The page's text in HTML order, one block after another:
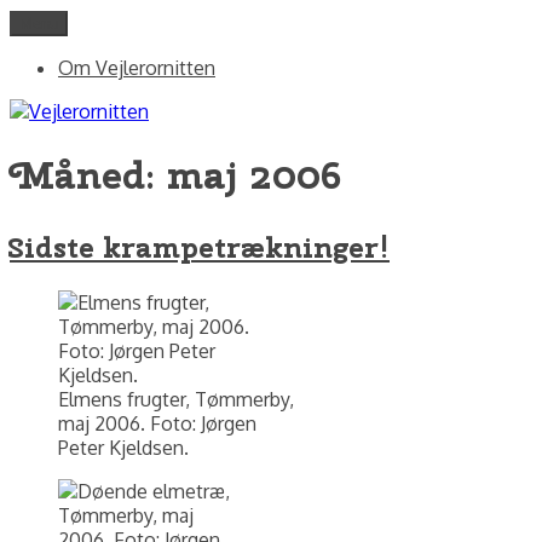
indhold
Vejlerornitten
fotos og skriblerier af Jørgen Peter Kjeldsen/ornit.dk
Om Vejlerornitten
Måned: maj 2006
Sidste krampetrækninger!
Elmens frugter, Tømmerby,
maj 2006. Foto: Jørgen
Peter Kjeldsen.